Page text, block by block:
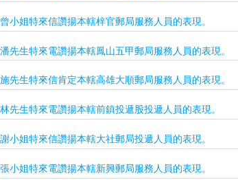
小姐特來信讚揚本轄梓官郵局服務人員的表現。
先生特來電讚揚本轄鳳山五甲郵局服務人員的表現。
先生特來信肯定本轄高雄大順郵局服務人員的表現。
先生特來電讚揚本轄前鎮投遞股投遞人員的表現。
小姐特來信讚揚本轄大社郵局投遞人員的表現。
小姐特來電讚揚本轄新興郵局服務人員的表現。